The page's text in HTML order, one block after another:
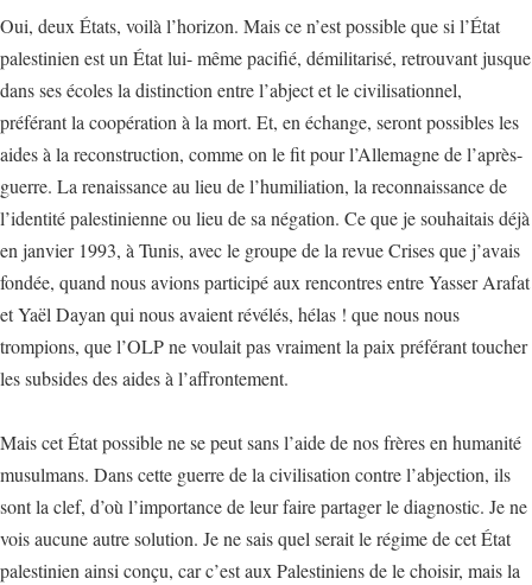
Oui, deux États, voilà l’horizon. Mais ce n’est possible que si l’État
palestinien est un État lui- même pacifié, démilitarisé, retrouvant jusque
dans ses écoles la distinction entre l’abject et le civilisationnel,
préférant la coopération à la mort. Et, en échange, seront possibles les
aides à la reconstruction, comme on le fit pour l’Allemagne de l’après-
guerre. La renaissance au lieu de l’humiliation, la reconnaissance de
l’identité palestinienne ou lieu de sa négation. Ce que je souhaitais déjà
en janvier 1993, à Tunis, avec le groupe de la revue Crises que j’avais
fondée, quand nous avions participé aux rencontres entre Yasser Arafat
et Yaël Dayan qui nous avaient révélés, hélas ! que nous nous
trompions, que l’OLP ne voulait pas vraiment la paix préférant toucher
les subsides des aides à l’affrontement.
Mais cet État possible ne se peut sans l’aide de nos frères en humanité
musulmans. Dans cette guerre de la civilisation contre l’abjection, ils
sont la clef, d’où l’importance de leur faire partager le diagnostic. Je ne
vois aucune autre solution. Je ne sais quel serait le régime de cet État
palestinien ainsi conçu, car c’est aux Palestiniens de le choisir, mais la